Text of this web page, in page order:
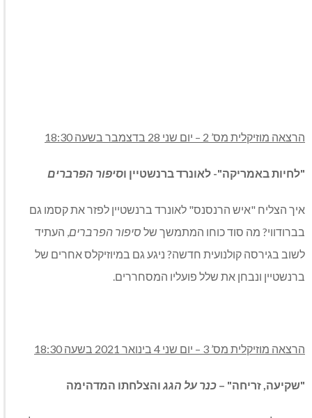
הרצאה מוזיקלית מס’ 2 – יום שני 28 בדצמבר בשעה 18:30
"לחיות באמריקה"- לאונרד ברנשטיין וסיפור הפרברים
איך הצליח "איש הרנסנס" לאונרד ברנשטיין לפזר את קסמו גם
בברודווי? מה סוד כוחו המתמשך של סיפור הפרברים, העתיד
לשוב בגירסה קולנועית חדשה? ניגע גם במיוזיקלס אחרים של
ברנשטיין ונבחן את שלל פועליו המסחררים.
הרצאה מוזיקלית מס’ 3 – יום שני 4 בינואר 2021 בשעה 18:30
"שקיעה, זריחה" – כנר על הגג והצלחתו המדהימה